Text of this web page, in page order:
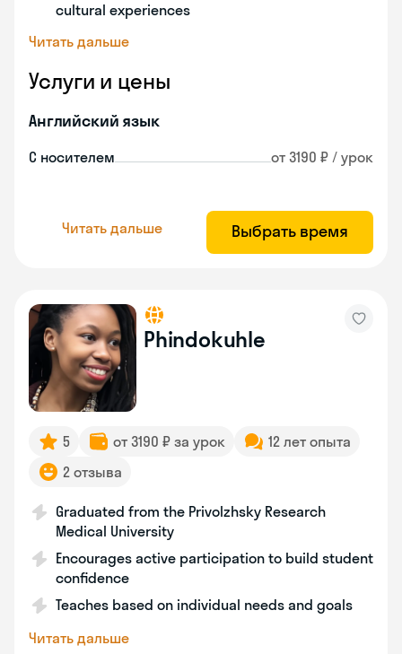
cultural experiences
Читать дальше
Услуги и цены
Английский язык
С носителем от 3190 ₽ / урок
Читать дальше Выбрать время
Phindokuhle
5 от 3190 ₽ за урок
12 лет опыта
2 отзыва
Graduated from the Privolzhsky Research
Medical University
Encourages active participation to build student
confidence
Teaches based on individual needs and goals
Читать дальше